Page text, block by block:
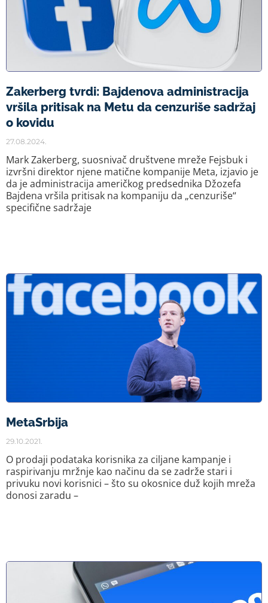
Zakerberg tvrdi: Bajdenova administracija
vršila pritisak na Metu da cenzuriše sadržaj
o kovidu
27.08.2024.
Mark Zakerberg, suosnivač društvene mreže Fejsbuk i
izvršni direktor njene matične kompanije Meta, izjavio je
da je administracija američkog predsednika Džozefa
Bajdena vršila pritisak na kompaniju da „cenzuriše“
specifične sadržaje
MetaSrbija
29.10.2021.
O prodaji podataka korisnika za ciljane kampanje i
raspirivanju mržnje kao načinu da se zadrže stari i
privuku novi korisnici – što su okosnice duž kojih mreža
donosi zaradu –